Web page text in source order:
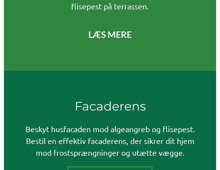
flisepest på terrassen.
LÆS MERE
Facaderens
Beskyt husfacaden mod algeangreb og flisepest.
Bestil en effektiv facaderens, der sikrer dit hjem
mod frostsprængninger og utætte vægge.